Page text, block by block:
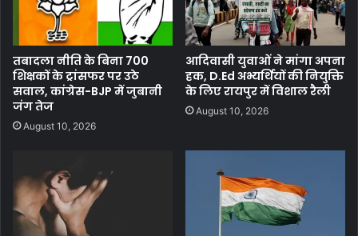
तबादला नीति के बिना 700
शिक्षकों के ट्रांसफर पर उठे
सवाल, कांग्रेस-BJP में जुबानी
जंग तेज
August 10, 2026
आदिवासी युवाओं ने मांगा अपना
हक, D.Ed अभ्यर्थियों की नियुक्ति
के लिए रायपुर में विशाल रैली
August 10, 2026